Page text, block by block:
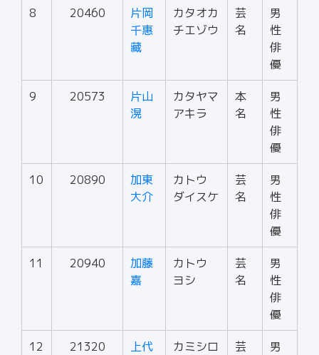
8 20460
片岡
千惠
藏
カタオカ
チエゾウ
芸
名
男
性
俳
優
9 20573
片山
滉
カタヤマ
アキラ
本
名
男
性
俳
優
10 20890
加東
大介
カトウ
ダイスケ
芸
名
男
性
俳
優
11 20940
加藤
嘉
カトウ
ヨシ
芸
名
男
性
俳
優
12 21320
上代
カミシロ
芸
男